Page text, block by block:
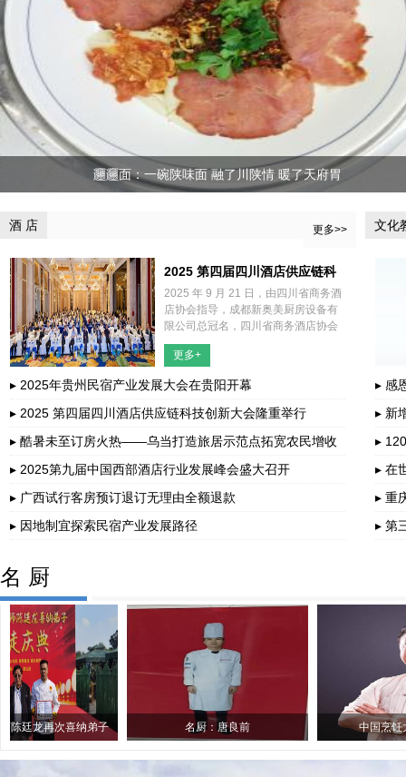
𰻞𰻞面：一碗陕味面 融了川陕情 暖了天府胃
酒 店 更多>>
2025 第四届四川酒店供应链科
技创新大会隆重举行
2025 年 9 月 21 日，由四川省商务酒
店协会指导，成都新奥美厨房设备有
限公司总冠名，四川省商务酒店协会
酒店供应链分会主办，四川沁福瑞大
数据科技有限公司联合主办，崇州市
更多+
▸ 2025年贵州民宿产业发展大会在贵阳开幕
▸ 2025 第四届四川酒店供应链科技创新大会隆重举行
▸ 酷暑未至订房火热——乌当打造旅居示范点拓宽农民增收
路
▸ 2025第九届中国西部酒店行业发展峰会盛大召开
▸ 广西试行客房预订退订无理由全额退款
▸ 因地制宜探索民宿产业发展路径
文化
▸ 感
圆满
▸ 新
▸
▸ 在
▸ 重
▸ 第
名 厨
喜纳弟子 名厨：唐良前 中国烹饪大师：汪杰
名厨唐良前的名菜